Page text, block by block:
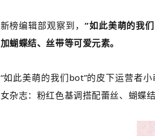
新榜编辑部观察到， “如此美萌的我
加蝴蝶结、丝带等可爱元素。
“如此美萌的我们bot”的皮下运营者
女杂志：粉红色基调搭配蕾丝、蝴蝶